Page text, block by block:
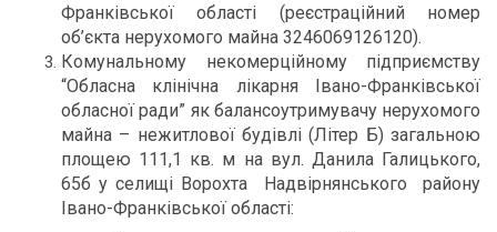
Франківської області (реєстраційний номер
об’єкта нерухомого майна 3246069126120).
Комунальному некомерційному підприємству
“Обласна клінічна лікарня Івано-Франківської
обласної ради” як балансоутримувачу нерухомого
майна – нежитлової будівлі (Літер Б) загальною
площею 111,1 кв. м на вул. Данила Галицького,
65б у селищі Ворохта Надвірнянського району
Івано-Франківської області: